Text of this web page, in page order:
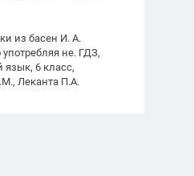
из басен И. А.
не. ГДЗ,
язык, 6 класс,
Леканта П.А.